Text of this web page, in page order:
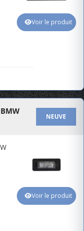
Voir le produit
NEUVE
Voir le produit